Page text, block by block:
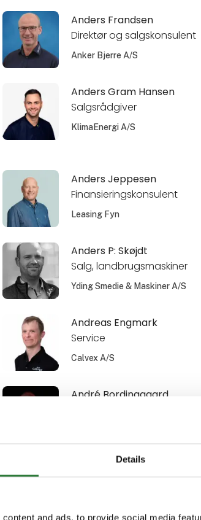
Details
and ads, to provide social media
Anders Frandsen
Direktør og salgskonsulent
Anker Bjerre A/S
Anders Gram Hansen
Salgsrådgiver
KlimaEnergi A/S
Anders Jeppesen
Finansieringskonsulent
Leasing Fyn
Anders P: Skøjdt
Salg, landbrugsmaskiner
Yding Smedie & Maskiner A/S
Andreas Engmark
Service
Calvex A/S
André Bordinggaard
Anita Pasgaard Holm
Salg